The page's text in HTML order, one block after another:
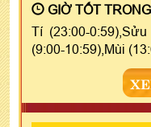
GIỜ TỐT
Tí (23:00-0:59),Sửu
(9:00-10:59),Mùi